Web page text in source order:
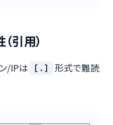
引用）
/IPは [.]
形式で難読